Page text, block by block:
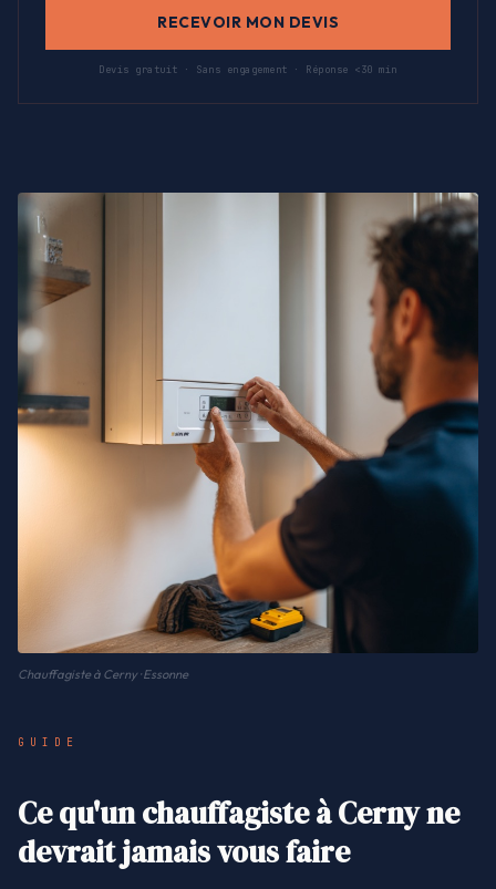
RECEVOIR MON DEVIS
Devis gratuit · Sans engagement · Réponse <30 min
Chauffagiste à Cerny · Essonne
GUIDE
Ce qu'un chauffagiste à Cerny ne
devrait jamais vous faire